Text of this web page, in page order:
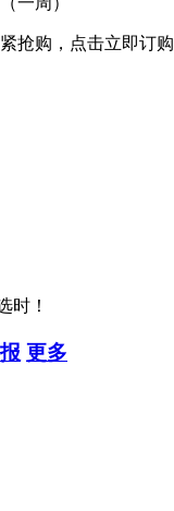
抢购，点击立即订购
时！
更多